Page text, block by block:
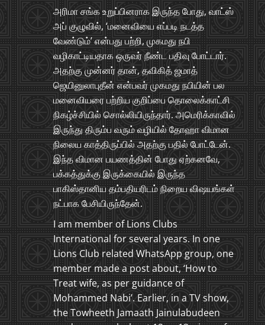
அரிமா சங்க உறுப்பினராக இருந்த போது, வாட்ஸ்
அப் குழுவில், ‘மனைவியை எப்படி நடத்த
வேண்டும்’ என்பது பற்றி, முகமது நபி
வழிகாட்டியதாக ஒருவர் நீண்ட பதிவு போட்டார்.
அதற்கு முன்னர் தான், தவிகித் ஜமாத்
ஜெயினுலாபுதீன் என்பவர் முகமது நபியின் பல
மனைவியரை பற்றிய குறிப்பை தொலைக்காட்சி
நிகழ்ச்சியில் சொல்லியிருந்தார். அமெரிக்காவில்
இருந்து திரும்ப வரும் வழியில் தோஹா விமான
நிலைய காத்திருப்பில் அதற்கு பதில் போட்டேன்.
இந்த விமான பயணத்தின் போது ஏற்கனவே,
பக்கத்துக்கு இருக்கையில் இருந்த
பாகிஸ்தானிய தம்பதியரிடம் நிறைய விஷயங்கள்
நட்பாக பேசியிருந்தேன்.
I am member of Lions Clubs
International for several years. In one
Lions Club related WhatsApp group, one
member made a post about, ‘How to
Treat wife, as per guidance of
Mohammed Nabi’. Earlier, in a TV show,
the Towheeth Jamaath Jainulabudeen